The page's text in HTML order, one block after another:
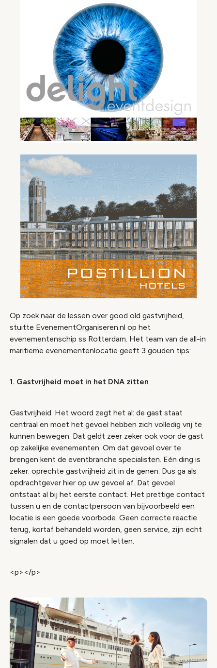
Op zoek naar de lessen over good old gastvrijheid,
stuitte EvenementOrganiseren.nl op het
evenementenschip ss Rotterdam. Het team van de all-in
maritieme evenementenlocatie geeft 3 gouden tips:
1. Gastvrijheid moet in het DNA zitten
Gastvrijheid. Het woord zegt het al: de gast staat
centraal en moet het gevoel hebben zich volledig vrij te
kunnen bewegen. Dat geldt zeer zeker ook voor de gast
op zakelijke evenementen. Om dat gevoel over te
brengen kent de eventbranche specialisten. Eén ding is
zeker: oprechte gastvrijheid zit in de genen. Dus ga als
opdrachtgever hier op uw gevoel af. Dat gevoel
ontstaat al bij het eerste contact. Het prettige contact
tussen u en de contactpersoon van bijvoorbeeld een
locatie is een goede voorbode. Geen correcte reactie
terug, kortaf behandeld worden, geen service, zijn echt
signalen dat u goed op moet letten.
<p></p>